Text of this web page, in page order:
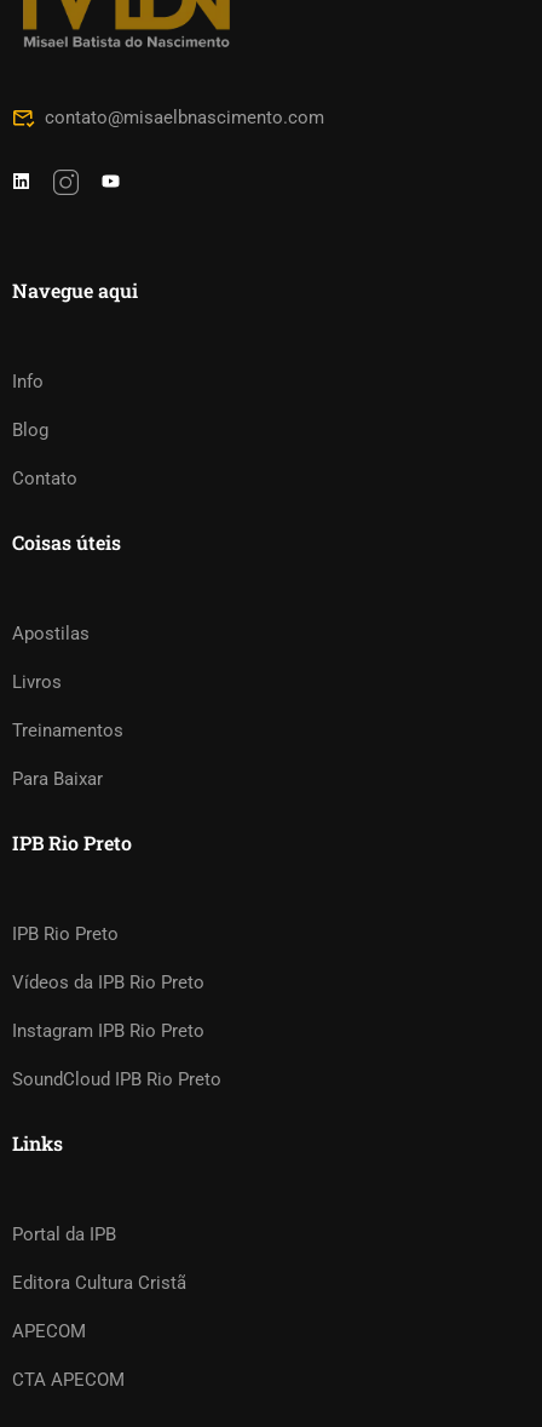
contato@misaelbnascimento.com
Navegue aqui
Info
Blog
Contato
Coisas úteis
Apostilas
Livros
Treinamentos
Para Baixar
IPB Rio Preto
IPB Rio Preto
Vídeos da IPB Rio Preto
Instagram IPB Rio Preto
SoundCloud IPB Rio Preto
Links
Portal da IPB
Editora Cultura Cristã
APECOM
CTA APECOM